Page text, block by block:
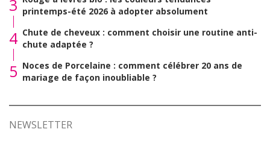
3 printemps-été 2026 à adopter absolument
4 Chute de cheveux : comment choisir une routine anti-
chute adaptée ?
5 Noces de Porcelaine : comment célébrer 20 ans de
mariage de façon inoubliable ?
NEWSLETTER